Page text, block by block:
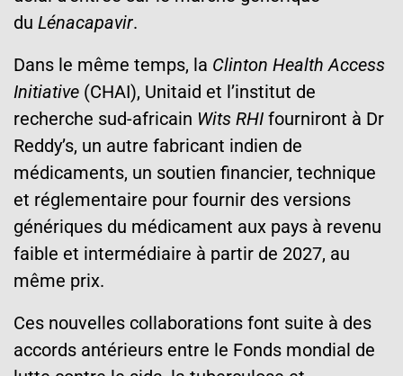
du Lénacapavir.
Dans le même temps, la Clinton Health Access
Initiative (CHAI), Unitaid et l’institut de
recherche sud-africain Wits RHI fourniront à Dr
Reddy’s, un autre fabricant indien de
médicaments, un soutien financier, technique
et réglementaire pour fournir des versions
génériques du médicament aux pays à revenu
faible et intermédiaire à partir de 2027, au
même prix.
Ces nouvelles collaborations font suite à des
accords antérieurs entre le Fonds mondial de